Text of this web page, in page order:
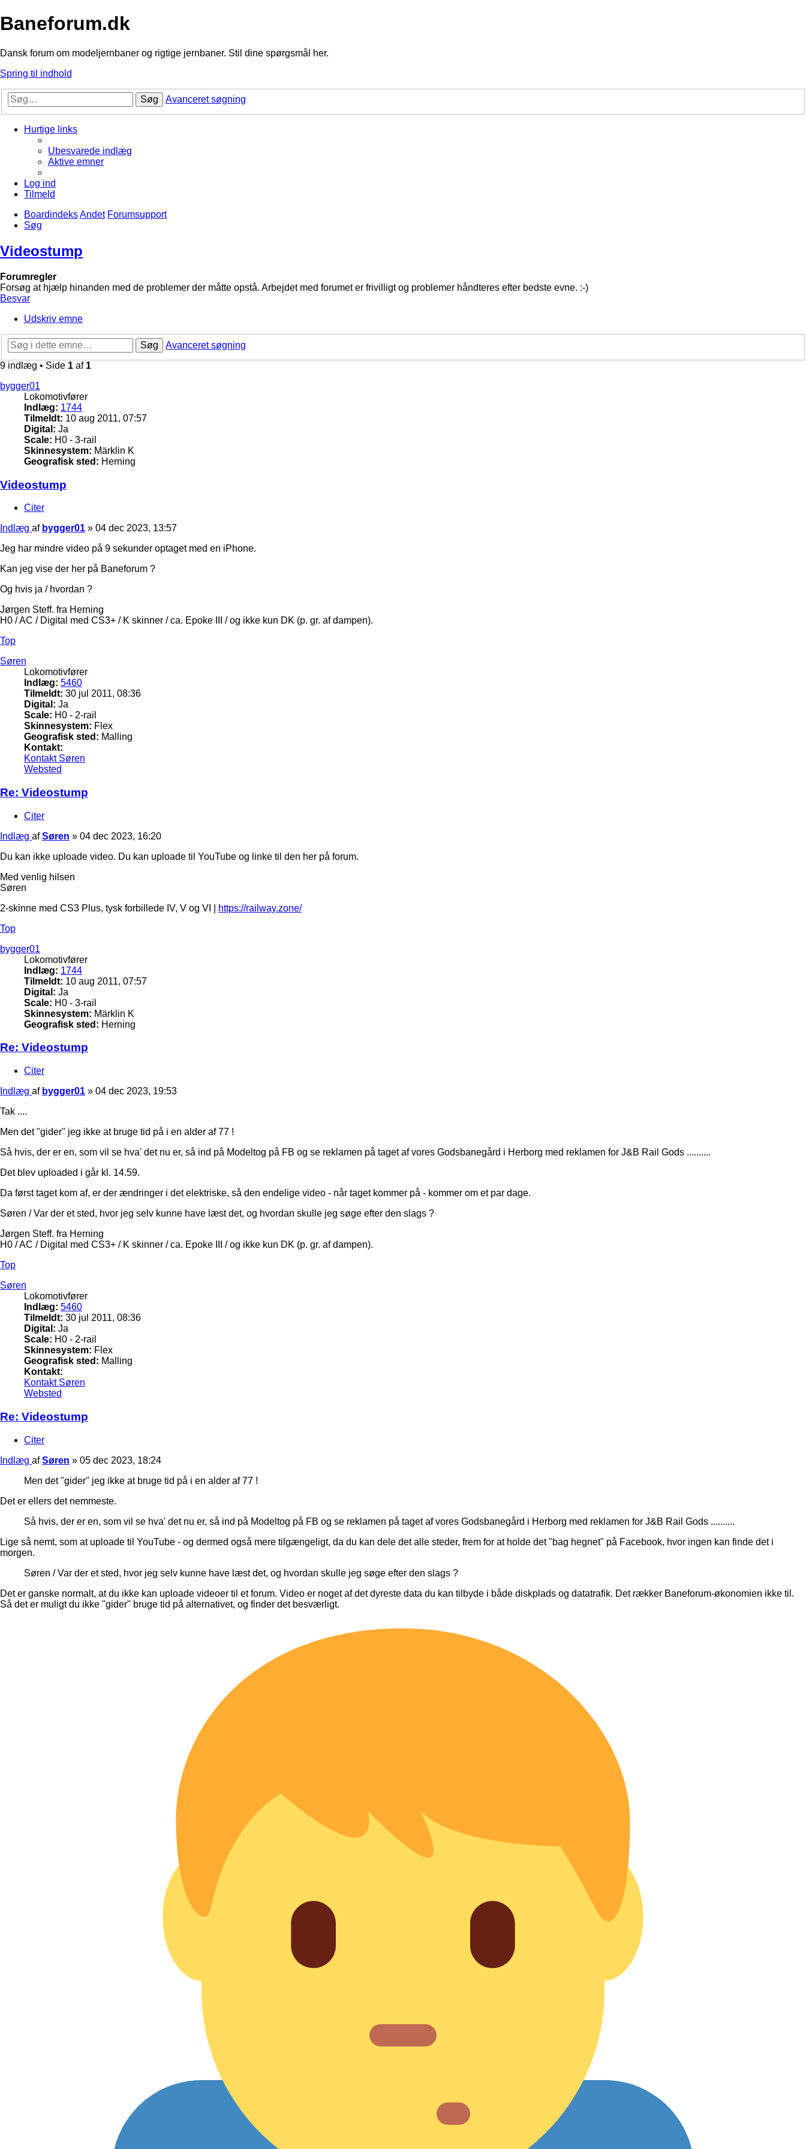
Baneforum.dk
Dansk forum om modeljernbaner og rigtige jernbaner. Stil dine spørgsmål her.
Spring til indhold
Søg Avanceret søgning
Hurtige links
Ubesvarede indlæg
Aktive emner
Log ind
Tilmeld
BoardindeksAndet Forumsupport
Søg
Videostump
Forumregler
Forsøg at hjælp hinanden med de problemer der måtte opstå. Arbejdet med forumet er frivilligt og problemer håndteres efter bedste evne. :-)
Besvar
Udskriv emne
Søg
Avanceret søgning
9 indlæg • Side 1 af 1
bygger01
Lokomotivfører
Indlæg: 1744
Tilmeldt: 10 aug 2011, 07:57
Digital: Ja
Scale: H0 - 3-rail
Skinnesystem: Märklin K
Geografisk sted: Herning
Videostump
Citer
Indlæg af bygger01 » 04 dec 2023, 13:57
Jeg har mindre video på 9 sekunder optaget med en iPhone.
Kan jeg vise der her på Baneforum ?
Og hvis ja / hvordan ?
Jørgen Steff. fra Herning
H0 / AC / Digital med CS3+ / K skinner / ca. Epoke III / og ikke kun DK (p. gr. af dampen).
Top
Søren
Lokomotivfører
Indlæg: 5460
Tilmeldt: 30 jul 2011, 08:36
Digital: Ja
Scale: H0 - 2-rail
Skinnesystem: Flex
Geografisk sted: Malling
Kontakt:
Kontakt Søren
Websted
Re: Videostump
Citer
Indlæg afSøren » 04 dec 2023, 16:20
Du kan ikke uploade video. Du kan uploade til YouTube og linke til den her på forum.
Med venlig hilsen
Søren
2-skinne med CS3 Plus, tysk forbillede IV, V og VI |
https://railway.zone/
Top
bygger01
Lokomotivfører
Indlæg: 1744
Tilmeldt: 10 aug 2011, 07:57
Digital: Ja
Scale: H0 - 3-rail
Skinnesystem: Märklin K
Geografisk sted: Herning
Re: Videostump
Citer
Indlæg af bygger01 » 04 dec 2023, 19:53
Tak ....
Men det "gider" jeg ikke at bruge tid på i en alder af 77 !
Så hvis, der er en, som vil se hva' det nu er, så ind på Modeltog på FB og se reklamen på taget af vores Godsbanegård i Herborg med reklamen for J&B Rail Gods ..........
Det blev uploaded i går kl. 14.59.
Da først taget kom af, er der ændringer i det elektriske, så den endelige video - når taget kommer på - kommer om et par dage.
Søren / Var der et sted, hvor jeg selv kunne have læst det, og hvordan skulle jeg søge efter den slags ?
Jørgen Steff. fra Herning
H0 / AC / Digital med CS3+ / K skinner / ca. Epoke III / og ikke kun DK (p. gr. af dampen).
Top
Søren
Lokomotivfører
Indlæg: 5460
Tilmeldt: 30 jul 2011, 08:36
Digital: Ja
Scale: H0 - 2-rail
Skinnesystem: Flex
Geografisk sted: Malling
Kontakt:
Kontakt Søren
Websted
Re: Videostump
Citer
Indlæg afSøren » 05 dec 2023, 18:24
Men det "gider" jeg ikke at bruge tid på i en alder af 77 !
Det er ellers det nemmeste.
Så hvis, der er en, som vil se hva' det nu er, så ind på Modeltog på FB og se reklamen på taget af vores Godsbanegård i Herborg med reklamen for J&B Rail Gods ..........
Lige så nemt, som at uploade til YouTube - og dermed også mere tilgængeligt, da du kan dele det alle steder, frem for at holde det "bag hegnet" på Facebook, hvor ingen kan finde det i
morgen.
Søren / Var der et sted, hvor jeg selv kunne have læst det, og hvordan skulle jeg søge efter den slags ?
Det er ganske normalt, at du ikke kan uploade videoer til et forum. Video er noget af det dyreste data du kan tilbyde i både diskplads og datatrafik. Det rækker Baneforum-økonomien ikke til.
Så det er muligt du ikke "gider" bruge tid på alternativet, og finder det besværligt.